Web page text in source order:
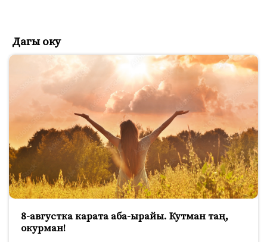
Дагы оку
8-августка карата аба-ырайы. Кутман таң,
окурман!